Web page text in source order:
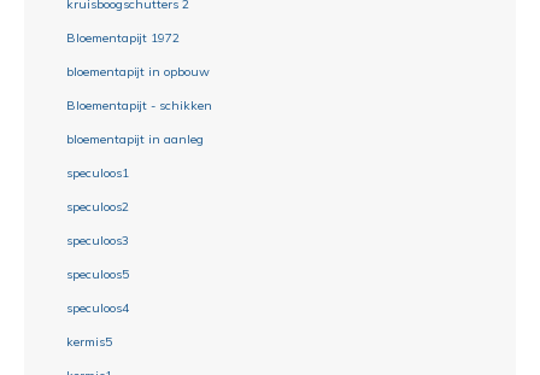
kruisboogschutters 2
Bloementapijt 1972
bloementapijt in opbouw
Bloementapijt - schikken
bloementapijt in aanleg
speculoos1
speculoos2
speculoos3
speculoos5
speculoos4
kermis5